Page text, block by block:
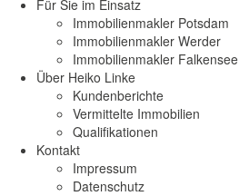
Für Sie im Einsatz
Immobilienmakler Potsdam
Immobilienmakler Werder
Immobilienmakler Falkensee
Über Heiko Linke
Kundenberichte
Vermittelte Immobilien
Qualifikationen
Kontakt
Impressum
Datenschutz